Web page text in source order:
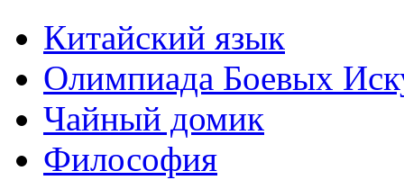
Китайский язык
Олимпиада Боевых
Чайный домик
Философия